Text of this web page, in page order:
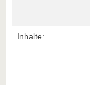
Inhalte: